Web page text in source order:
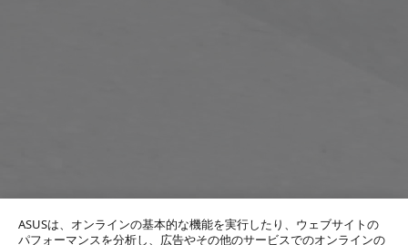
ASUSは、オンラインの基本的な機能を実行したり、ウェブサイトの
パフォーマンスを分析し、広告やその他のサービスでのオンラインの